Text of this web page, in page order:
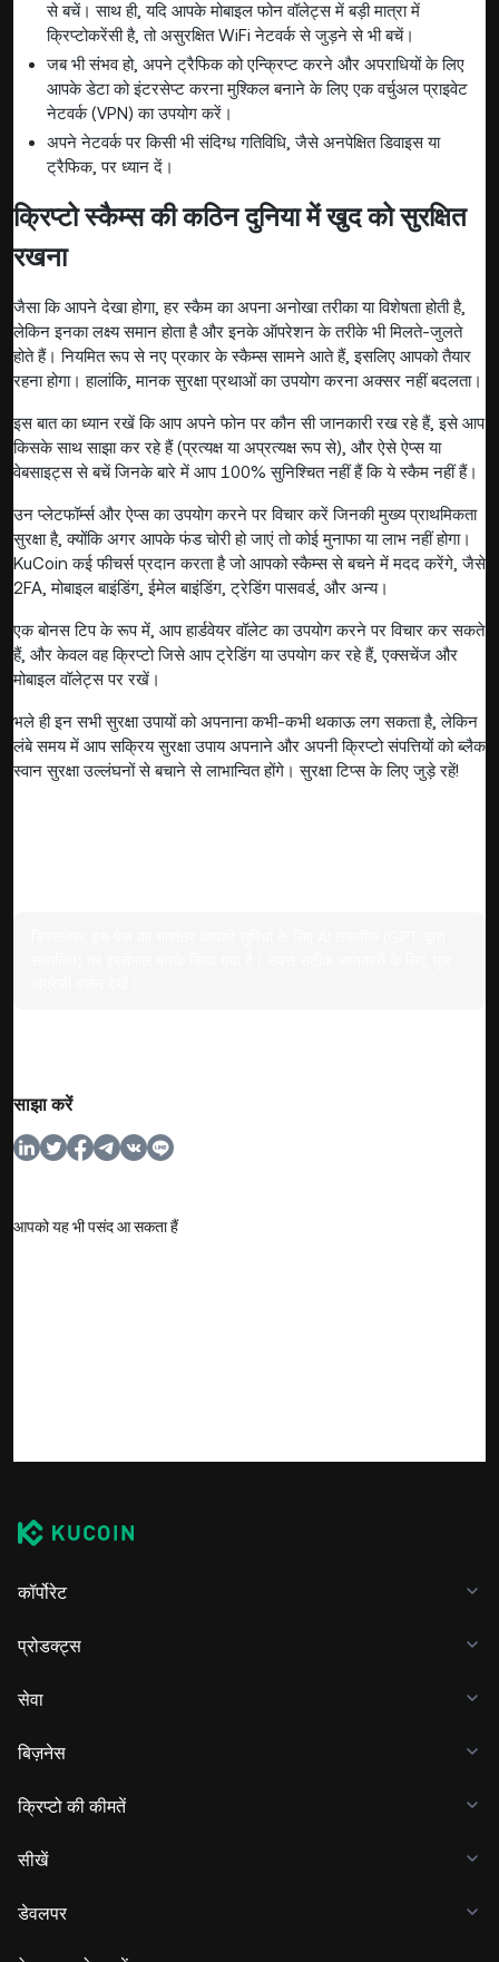
से बचें। साथ ही, यदि आपके मोबाइल फोन वॉलेट्स में बड़ी मात्रा में
क्रिप्टोकरेंसी है, तो असुरक्षित WiFi नेटवर्क से जुड़ने से भी बचें।
जब भी संभव हो, अपने ट्रैफिक को एन्क्रिप्ट करने और अपराधियों के लिए
आपके डेटा को इंटरसेप्ट करना मुश्किल बनाने के लिए एक वर्चुअल प्राइवेट
नेटवर्क (VPN) का उपयोग करें।
अपने नेटवर्क पर किसी भी संदिग्ध गतिविधि, जैसे अनपेक्षित डिवाइस या
ट्रैफिक, पर ध्यान दें।
क्रिप्टो स्कैम्स की कठिन दुनिया में खुद को सुरक्षित
रखना
जैसा कि आपने देखा होगा, हर स्कैम का अपना अनोखा तरीका या विशेषता होती है,
लेकिन इनका लक्ष्य समान होता है और इनके ऑपरेशन के तरीके भी मिलते-जुलते
होते हैं। नियमित रूप से नए प्रकार के स्कैम्स सामने आते हैं, इसलिए आपको तैयार
रहना होगा। हालांकि, मानक सुरक्षा प्रथाओं का उपयोग करना अक्सर नहीं बदलता।
इस बात का ध्यान रखें कि आप अपने फोन पर कौन सी जानकारी रख रहे हैं, इसे आप
किसके साथ साझा कर रहे हैं (प्रत्यक्ष या अप्रत्यक्ष रूप से), और ऐसे ऐप्स या
वेबसाइट्स से बचें जिनके बारे में आप 100% सुनिश्चित नहीं हैं कि ये स्कैम नहीं हैं।
उन प्लेटफॉर्म्स और ऐप्स का उपयोग करने पर विचार करें जिनकी मुख्य प्राथमिकता
सुरक्षा है, क्योंकि अगर आपके फंड चोरी हो जाएं तो कोई मुनाफा या लाभ नहीं होगा।
KuCoin कई फीचर्स प्रदान करता है जो आपको स्कैम्स से बचने में मदद करेंगे, जैसे
2FA, मोबाइल बाइंडिंग, ईमेल बाइंडिंग, ट्रेडिंग पासवर्ड, और अन्य।
एक बोनस टिप के रूप में, आप हार्डवेयर वॉलेट का उपयोग करने पर विचार कर सकते
हैं, और केवल वह क्रिप्टो जिसे आप ट्रेडिंग या उपयोग कर रहे हैं, एक्सचेंज और
मोबाइल वॉलेट्स पर रखें।
भले ही इन सभी सुरक्षा उपायों को अपनाना कभी-कभी थकाऊ लग सकता है, लेकिन
लंबे समय में आप सक्रिय सुरक्षा उपाय अपनाने और अपनी क्रिप्टो संपत्तियों को ब्लैक
स्वान सुरक्षा उल्लंघनों से बचाने से लाभान्वित होंगे। सुरक्षा टिप्स के लिए जुड़े रहें!
साझा करें
आपको यह भी पसंद आ सकता हैं
कॉर्पोरेट
प्रोडक्ट्स
सेवा
बिज़नेस
क्रिप्टो की कीमतें
सीखें
डेवलपर